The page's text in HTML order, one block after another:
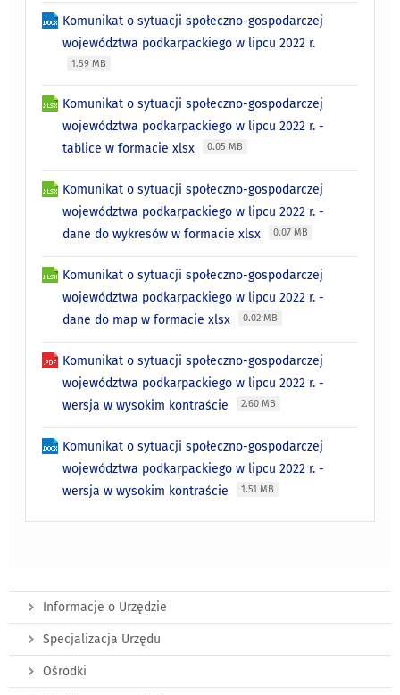
Komunikat o sytuacji społeczno-gospodarczej
województwa podkarpackiego w lipcu 2022 r.
1.59 MB
Komunikat o sytuacji społeczno-gospodarczej
województwa podkarpackiego w lipcu 2022 r. -
tablice w formacie xlsx
0.05 MB
Komunikat o sytuacji społeczno-gospodarczej
województwa podkarpackiego w lipcu 2022 r. -
dane do wykresów w formacie xlsx
0.07 MB
Komunikat o sytuacji społeczno-gospodarczej
województwa podkarpackiego w lipcu 2022 r. -
dane do map w formacie xlsx
0.02 MB
Komunikat o sytuacji społeczno-gospodarczej
województwa podkarpackiego w lipcu 2022 r. -
wersja w wysokim kontraście
2.60 MB
Komunikat o sytuacji społeczno-gospodarczej
województwa podkarpackiego w lipcu 2022 r. -
wersja w wysokim kontraście
1.51 MB
Informacje o Urzędzie
Specjalizacja Urzędu
Ośrodki